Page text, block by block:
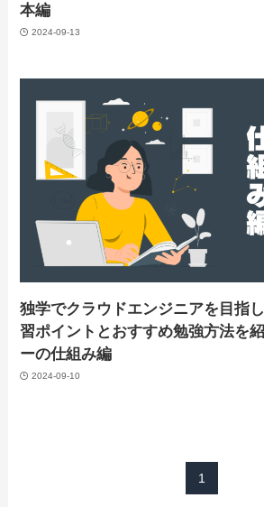
本編
2024-09-13
独学でクラウドエンジニアを目指
習ポイントとおすすめ勉強方法を
ーの仕組み編
2024-09-10
1